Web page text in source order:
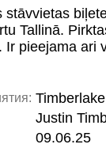
stāvvietas
Tallinā.
Ir pieejama ari
Timberlake
Justin
09.06.25